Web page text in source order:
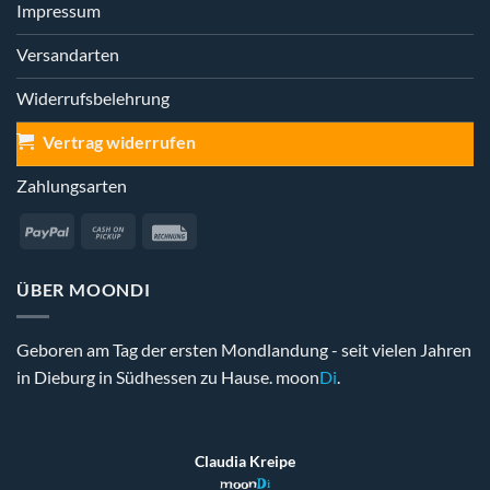
Impressum
Versandarten
Widerrufsbelehrung
Vertrag widerrufen
Zahlungsarten
PayPal
Cash
Pickup
ÜBER MOONDI
Geboren am Tag der ersten Mondlandung - seit vielen Jahren
in Dieburg in Südhessen zu Hause. moonDi.
Claudia Kreipe
moonDi